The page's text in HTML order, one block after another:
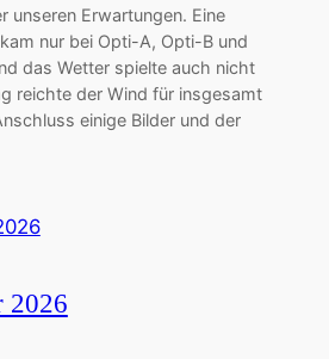
unseren Erwartungen. Eine
nur bei Opti-A, Opti-B und
das Wetter spielte auch nicht
reichte der Wind für insgesamt
einige Bilder und der
2026